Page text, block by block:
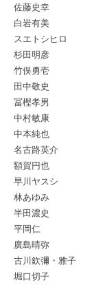
佐藤史幸
白岩有美
スエトシヒロ
杉田明彦
竹俣勇壱
田中敬史
冨樫孝男
中村敏康
中本純也
名古路英介
額賀円也
早川ヤスシ
林あゆみ
半田濃史
平岡仁
廣島晴弥
古川欽彌・雅子
堀口切子